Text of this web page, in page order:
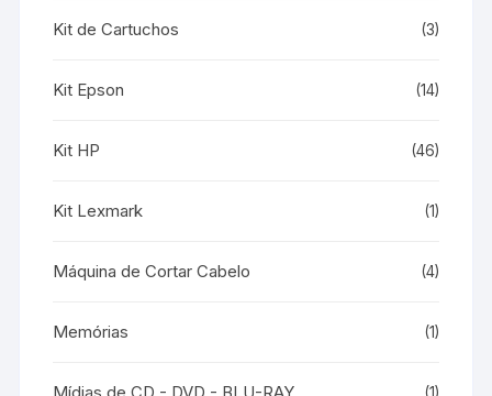
Kit de Cartuchos (3)
Kit Epson (14)
Kit HP (46)
Kit Lexmark (1)
Máquina de Cortar Cabelo (4)
Memórias (1)
Mídias de CD - DVD - BLU-RAY (1)